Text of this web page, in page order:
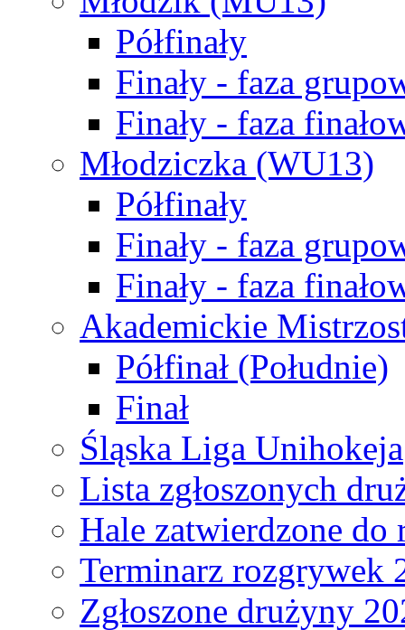
Półfinały
Finały - faza
Finały - faza
Młodziczka (WU13)
Półfinały
Finały - faza
Finały - faza
Akademickie
Półfinał (Południe)
Finał
Śląska Liga Unihokeja
Lista zgłoszonych
Hale zatwierdzone do
Terminarz rozgrywek
Zgłoszone drużyny